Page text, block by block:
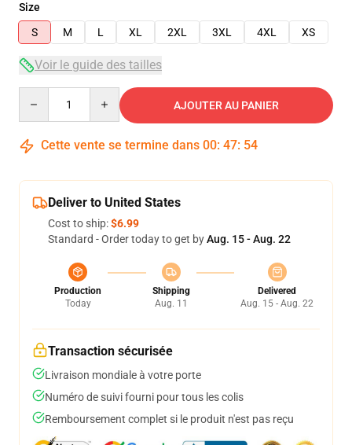
Size
S
M L XL 2XL 3XL 4XL XS
Voir le guide des tailles
AJOUTER AU PANIER
Cette vente se termine dans 00: 47: 54
Deliver to United States
Cost to ship:$6.99
Standard - Order today to get byAug. 15 - Aug. 22
Production
Today
Shipping
Aug. 11
Delivered
Aug. 15 - Aug. 22
Transaction sécurisée
Livraison mondiale à votre porte
Numéro de suivi fourni pour tous les colis
Remboursement complet si le produit n'est pas reçu